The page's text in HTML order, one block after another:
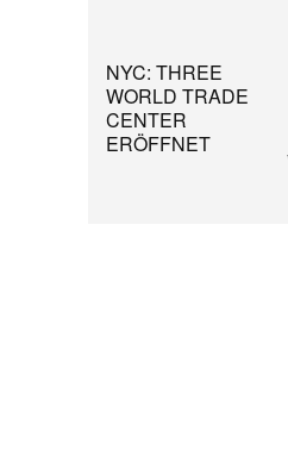
NYC: THREE
WORLD TRADE
CENTER
ERÖFFNET